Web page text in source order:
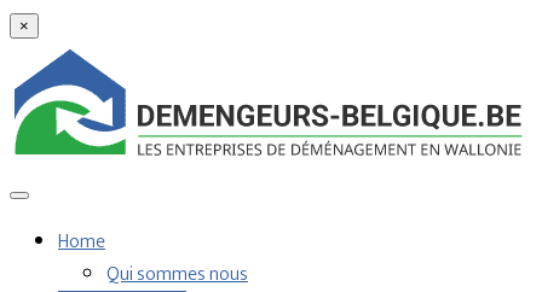
×
Home
Qui sommes nous